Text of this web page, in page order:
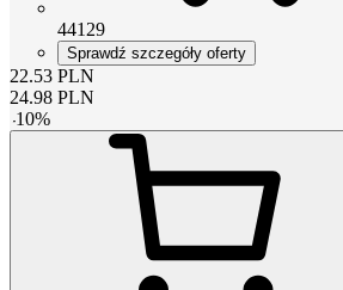
44129
Sprawdź szczegóły oferty
22.53 PLN
24.98 PLN
-10%